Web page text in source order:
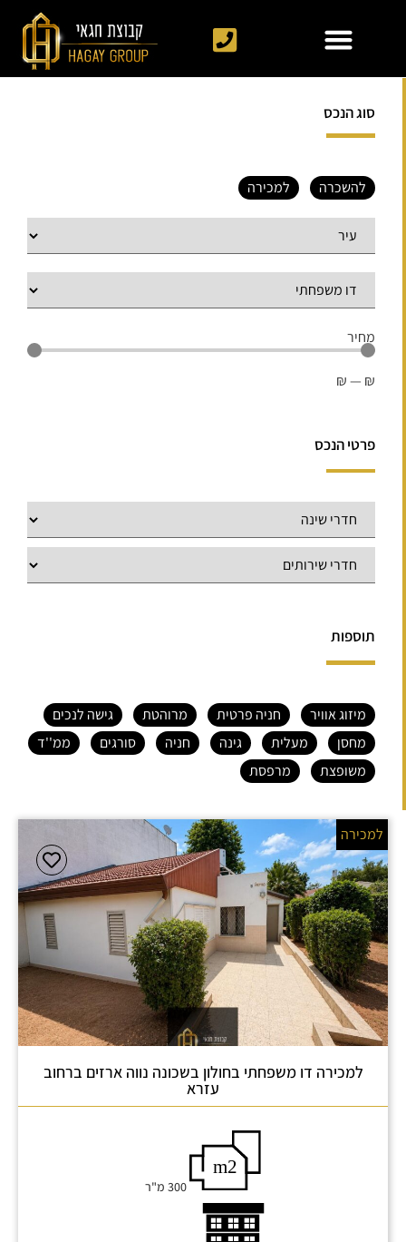
סוג הנכס
להשכרה למכירה
מחיר
₪
—
₪
פרטי הנכס
תוספות
מיזוג אוויר חניה פרטית מרוהטת
גישה לנכים
מחסן
מעלית גינה חניה סורגים
ממ''ד
משופצת
מרפסת
למכירה
למכירה דו משפחתי בחולון בשכונה נווה ארזים ברחוב
עזרא
300 מ"ר